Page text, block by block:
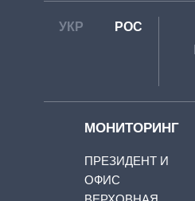
УКР РОС
МОНИТОРИНГ
ПРЕЗИДЕНТ И
ОФИС